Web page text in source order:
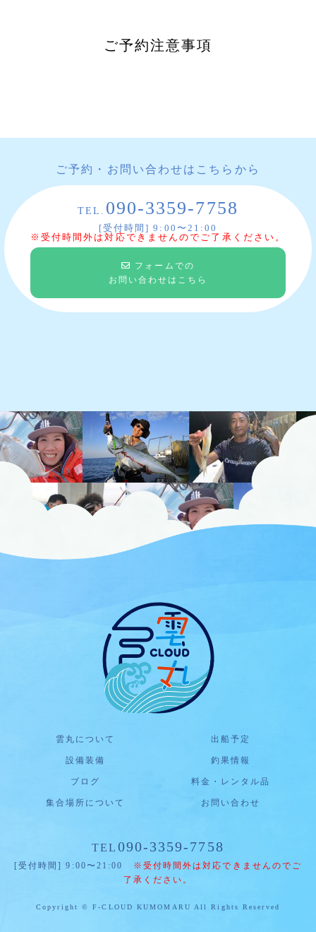
ご予約注意事項
ご予約・お問い合わせはこちらから
TEL. 090-3359-7758
[受付時間] 9:00〜21:00
※受付時間外は対応できませんのでご了承ください。
フォームでの
お問い合わせはこちら
雲丸について 出船予定
設備装備 釣果情報
ブログ 料金・レンタル品
集合場所について お問い合わせ
TEL 090-3359-7758
[受付時間] 9:00〜21:00
※受付時間外は対応できませんのでご
了承ください。
Copyright © F-CLOUD KUMOMARU All Rights Reserved